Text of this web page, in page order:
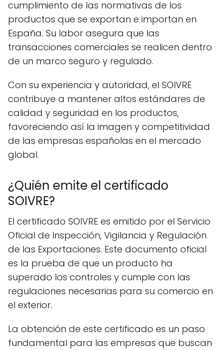
cumplimiento de las normativas de los
productos que se exportan e importan en
España. Su labor asegura que las
transacciones comerciales se realicen dentro
de un marco seguro y regulado.
Con su experiencia y autoridad, el SOIVRE
contribuye a mantener altos estándares de
calidad y seguridad en los productos,
favoreciendo así la imagen y competitividad
de las empresas españolas en el mercado
global.
¿Quién emite el certificado
SOIVRE?
El certificado SOIVRE es emitido por el Servicio
Oficial de Inspección, Vigilancia y Regulación
de las Exportaciones. Este documento oficial
es la prueba de que un producto ha
superado los controles y cumple con las
regulaciones necesarias para su comercio en
el exterior.
La obtención de este certificado es un paso
fundamental para las empresas que buscan